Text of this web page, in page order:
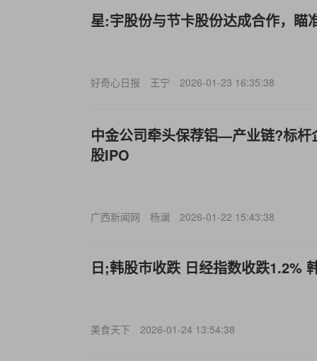
星:宇股份与节卡股份达成合作，瞄
好奇心日报 王宁 2026-01-23 16:35:38
中金公司牵头保荐铝—产业链?标杆
股IPO
广西新闻网 杨澜 2026-01-22 15:43:38
日;韩股市收跌 日经指数收跌1.2%
美食天下 2026-01-24 13:54:38